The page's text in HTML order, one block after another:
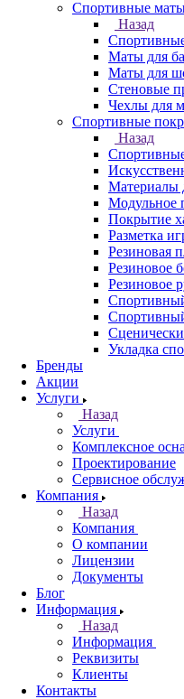
Спортивные
Назад
Маты для
Маты для
Стеновые
Чехлы для
Спортивные
Назад
Материалы
Модульное
Покрытие
Разметка
Резиновая
Резиновое
Резиновое
Укладка
Бренды
Акции
Услуги
Назад
Услуги
Комплексное
Проектирование
Сервисное
Компания
Назад
Компания
О компании
Лицензии
Документы
Блог
Информация
Назад
Информация
Реквизиты
Клиенты
Контакты